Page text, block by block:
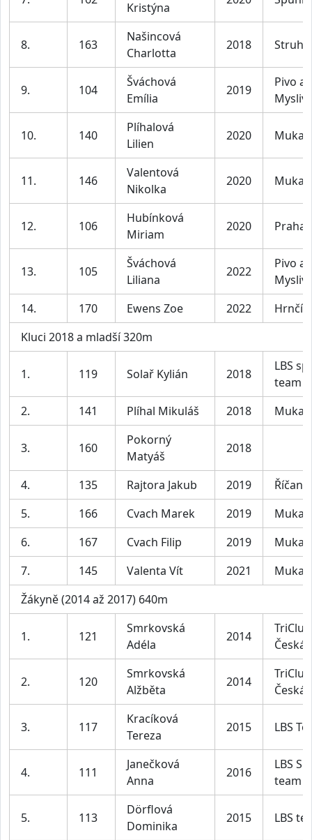
Kristýna
8. 163
Našincová
Charlotta
2018
9. 104
Šváchová
Emília
2019
Pivo a
10. 140
Plíhalová
Lilien
2020
11. 146
Valentová
Nikolka
2020
12. 106
Hubínková
Miriam
2020 Praha
13. 105
Šváchová
Liliana
2022
Pivo a
14.
170 Ewens Zoe 2022
Kluci 2018 a mladší 320m
1. 119 Solař Kylián 2018
LBS
team
2.
141 Plíhal Mikuláš 2018
3. 160
Pokorný
Matyáš
2018
4. 135 Rajtora Jakub 2019
Říčany
5.
166 Cvach Marek 2019
6.
167 Cvach Filip 2019
7.
145 Valenta Vít 2021
Žákyně (2014 až 2017) 640m
1. 121
Smrkovská
Adéla
2014
TriClub
Česká
2. 120
Smrkovská
Alžběta
2014
TriClub
Česká
3. 117
Kracíková
Tereza
2015 LBS
4. 111
Janečková
Anna
2016
LBS
team
5. 113
Dörflová
Dominika
2015 LBS